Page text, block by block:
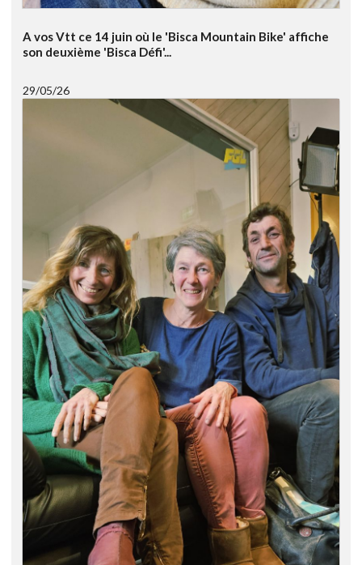
A vos Vtt ce 14 juin où le 'Bisca Mountain Bike' affiche
son deuxième 'Bisca Défi'...
29/05/26